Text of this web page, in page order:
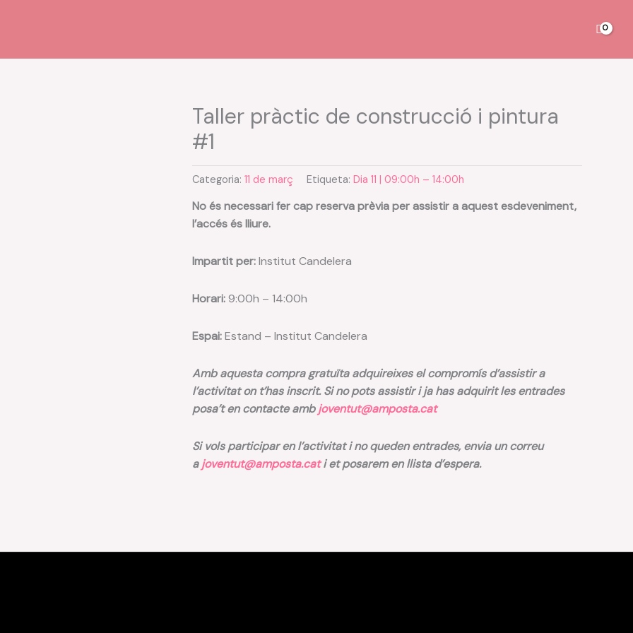
Taller pràctic de construcció i pintura
#1
Categoria: 11 de març Etiqueta: Dia 11 | 09:00h – 14:00h
No és necessari fer cap reserva prèvia per assistir a aquest esdeveniment,
l’accés és lliure.
Impartit per:Institut Candelera
Horari:9:00h – 14:00h
Espai:Estand – Institut Candelera
Amb aquesta compra gratuïta adquireixes el compromís d’assistir a
l’activitat on t’has inscrit. Si no pots assistir i ja has adquirit les entrades
posa’t en contacte ambjoventut@amposta.cat
Si vols participar en l’activitat i no queden entrades, envia un correu
ajoventut@amposta.cati et posarem en llista d’espera.